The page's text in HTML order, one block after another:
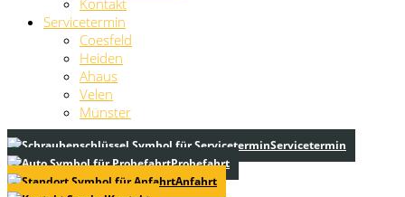
Kontakt
Servicetermin
Coesfeld
Heiden
Ahaus
Velen
Münster
Servicetermin
Probefahrt
Anfahrt